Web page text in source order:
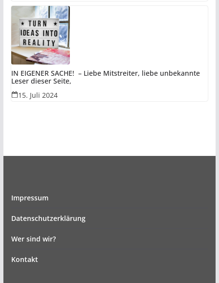
IN EIGENER SACHE! – Liebe Mitstreiter, liebe unbekannte
Leser dieser Seite,
15. Juli 2024
Impressum
Datenschutzerklärung
Wer sind wir?
Kontakt